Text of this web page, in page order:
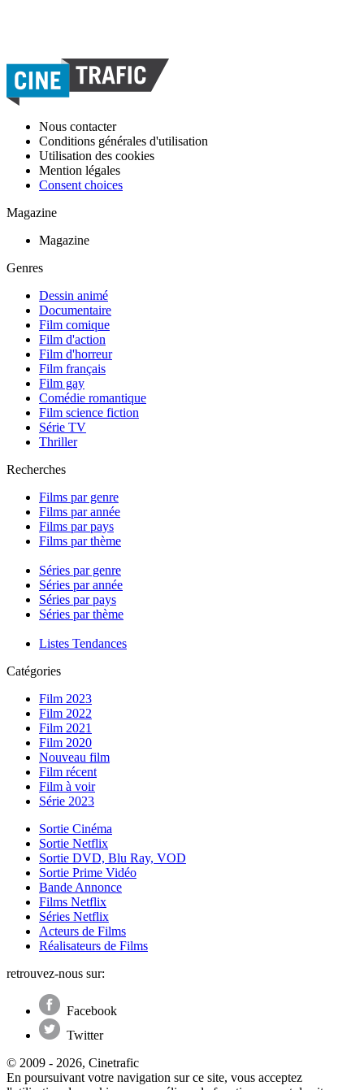
Nous contacter
Conditions générales d'utilisation
Utilisation des cookies
Mention légales
Consent choices
Magazine
Magazine
Genres
Dessin animé
Documentaire
Film comique
Film d'action
Film d'horreur
Film français
Film gay
Comédie romantique
Film science fiction
Série TV
Thriller
Recherches
Films par genre
Films par année
Films par pays
Films par thème
Séries par genre
Séries par année
Séries par pays
Séries par thème
Listes Tendances
Catégories
Film 2023
Film 2022
Film 2021
Film 2020
Nouveau film
Film récent
Film à voir
Série 2023
Sortie Cinéma
Sortie Netflix
Sortie DVD, Blu Ray, VOD
Sortie Prime Vidéo
Bande Annonce
Films Netflix
Séries Netflix
Acteurs de Films
Réalisateurs de Films
retrouvez-nous sur:
Facebook
Twitter
© 2009 - 2026, Cinetrafic
En poursuivant votre navigation sur ce site, vous acceptez